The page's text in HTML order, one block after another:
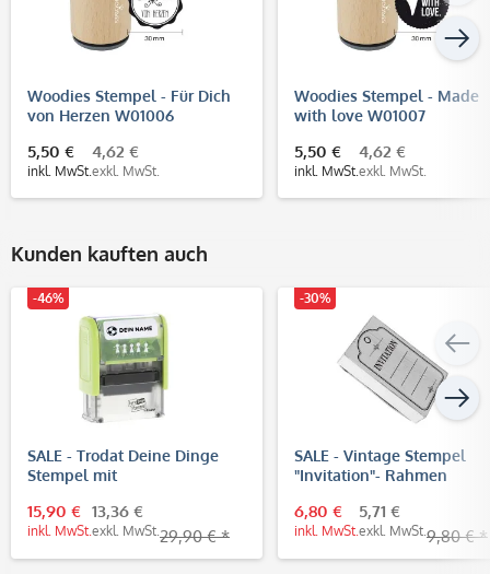
Woodies Stempel - Für Dich
von Herzen W01006
5,50 €
inkl. MwSt.
4,62 €
exkl. MwSt.
Woodies Stempel - Made
with love W01007
5,50 €
inkl. MwSt.
4,62 €
exkl. MwSt.
Kunden kauften auch
-46%
SALE - Trodat Deine Dinge
Stempel mit
mm - 4 Zeilen)
15,90 €
inkl. MwSt.
13,36 €
exkl. MwSt. 29,90 € *
-30%
SALE - Vintage Stempel
"Invitation"- Rahmen
6,80 €
inkl. MwSt.
5,71 €
exkl. MwSt. 9,80 € *